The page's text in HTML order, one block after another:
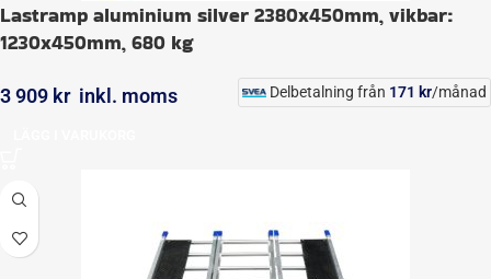
Lastramp aluminium silver 2380x450mm, vikbar:
1230x450mm, 680 kg
3 909 kr inkl. moms Delbetalning från 171 kr/månad